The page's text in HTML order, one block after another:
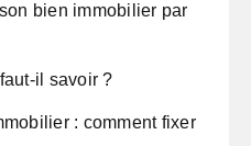
bien immobilier par
il savoir ?
: comment fixer